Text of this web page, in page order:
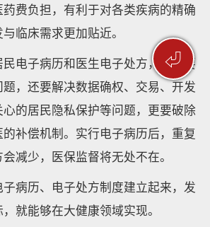
⏎
费负担，有利于对各类疾病的精确
临床需求更加贴近。
电子病历和医生电子处方，不仅要
，还要解决数据确权、交易、开发
的居民隐私保护等问题，更要破除
补偿机制。实行电子病历后，重复
减少，医保监督将无处不在。
病历、电子处方制度建立起来，发
就能够在大健康领域实现。